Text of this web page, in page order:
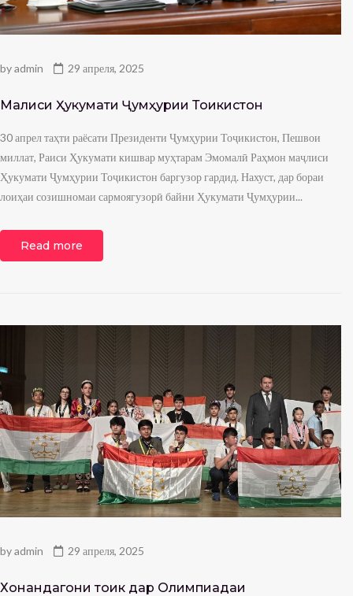
byadmin 29 апреля, 2025
Маҷлиси Ҳукумати Ҷумҳурии Тоҷикистон
30 апрел таҳти раёсати Президенти Ҷумҳурии Тоҷикистон, Пешвои
миллат, Раиси Ҳукумати кишвар муҳтарам Эмомалӣ Раҳмон маҷлиси
Ҳукумати Ҷумҳурии Тоҷикистон баргузор гардид. Нахуст, дар бораи
лоиҳаи созишномаи сармоягузорӣ байни Ҳукумати Ҷумҳурии...
Read more
byadmin 29 апреля, 2025
Хонандагони тоҷик дар Олимпиадаи